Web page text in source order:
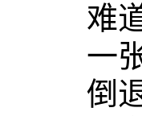
难道
一张
倒退